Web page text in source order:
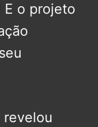
E o projeto